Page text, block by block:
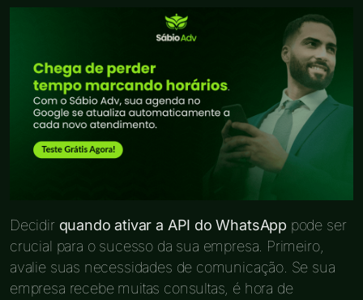
Decidir quando ativar a API do WhatsApp pode ser
crucial para o sucesso da sua empresa. Primeiro,
avalie suas necessidades de comunicação. Se sua
empresa recebe muitas consultas, é hora de